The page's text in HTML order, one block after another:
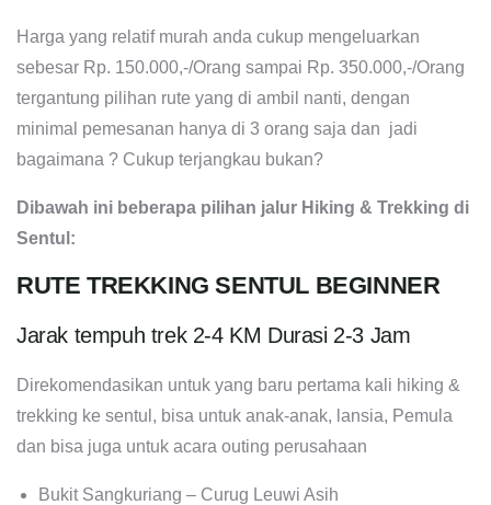
Harga yang relatif murah anda cukup mengeluarkan
sebesar Rp. 150.000,-/Orang sampai Rp. 350.000,-/Orang
tergantung pilihan rute yang di ambil nanti, dengan
minimal pemesanan hanya di 3 orang saja dan jadi
bagaimana ? Cukup terjangkau bukan?
Dibawah ini beberapa pilihan jalur Hiking & Trekking di
Sentul:
RUTE TREKKING SENTUL BEGINNER
Jarak tempuh trek 2-4 KM Durasi 2-3 Jam
Direkomendasikan untuk yang baru pertama kali hiking &
trekking ke sentul, bisa untuk anak-anak, lansia, Pemula
dan bisa juga untuk acara outing perusahaan
Bukit Sangkuriang – Curug Leuwi Asih